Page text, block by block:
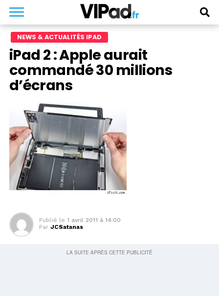
NEWS & ACTUALITÉS IPAD
iPad 2 : Apple aurait
commandé 30 millions
d’écrans
Publié le 1 avril 2011 à 14:00
Par JCSatanas